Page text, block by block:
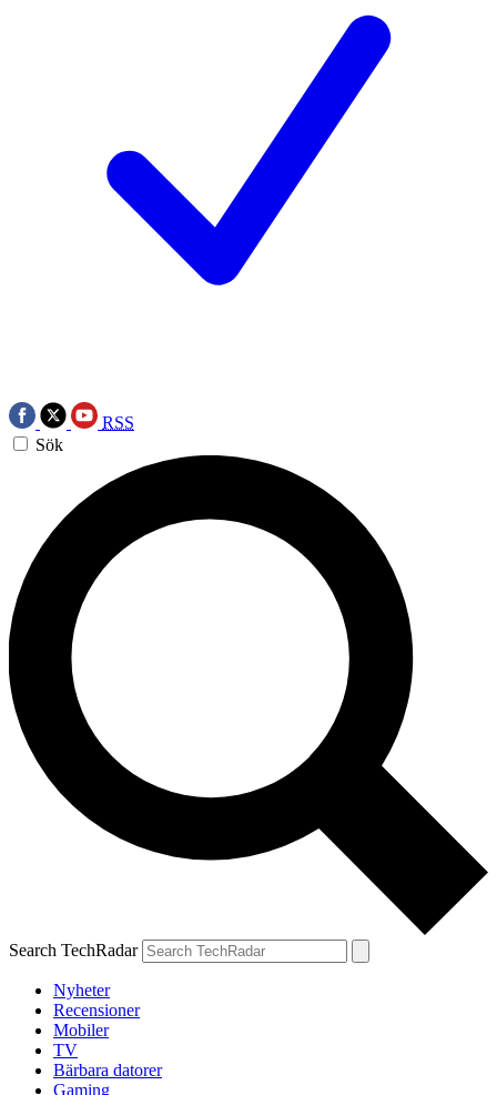
RSS
Sök
Search TechRadar
Nyheter
Recensioner
Mobiler
TV
Bärbara datorer
Gaming